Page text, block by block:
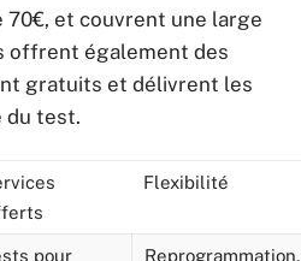
et couvrent une large
offrent également des
gratuits et délivrent les
du test.
Flexibilité
pour
Reprogrammation,